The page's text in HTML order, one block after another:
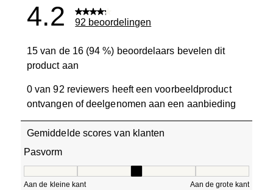
4.2 92 beoordelingen
15 van de 16 (94 %) beoordelaars bevelen dit
product aan
0 van 92 reviewers heeft een voorbeeldproduct
ontvangen of deelgenomen aan een aanbieding
Gemiddelde scores van klanten
Pasvorm
Aan de kleine kant Aan de grote kant